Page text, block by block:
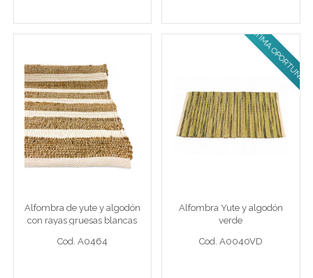
Alfombra de yute y
algodón con rayas
gruesas blancas
Alf 250 x 300 cm yute bca
Cod. A0464
Alfombra de yute y algodón
con rayas gruesas blancas
Cod. A0464
ULTIMA OPORTUNIDAD!
Alfombra Yute y algodón
verde
Cod. A0040VD
Alfombra Yute y algodón
verde
Cod. A0040VD